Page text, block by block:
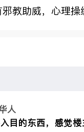
邪教助威，心理操
人
目的东西，感觉楼